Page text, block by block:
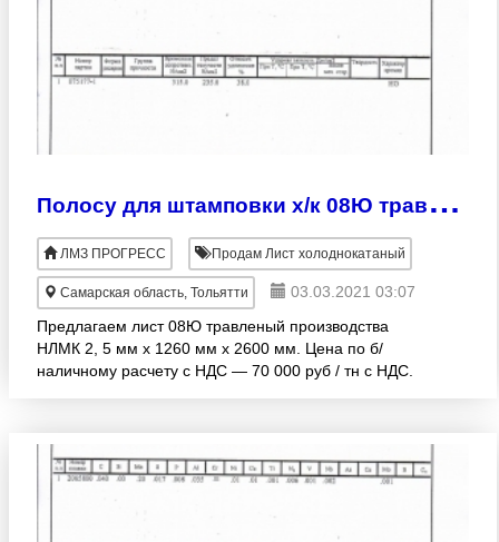
П
олосу для штамповки х/к 08Ю травлен. производства НЛМК 2, 5 мм х 1258 мм х Ваш размер. Доставка по РФ.
ЛМЗ ПРОГРЕСС Продам Лист холоднокатаный
Самарская область, Тольятти
03.03.2021 03:07
Предлагаем лист 08Ю травленый производства
НЛМК 2, 5 мм х 1260 мм х 2600 мм. Цена по б/
наличному расчету с НДС — 70 000 руб / тн с НДС.